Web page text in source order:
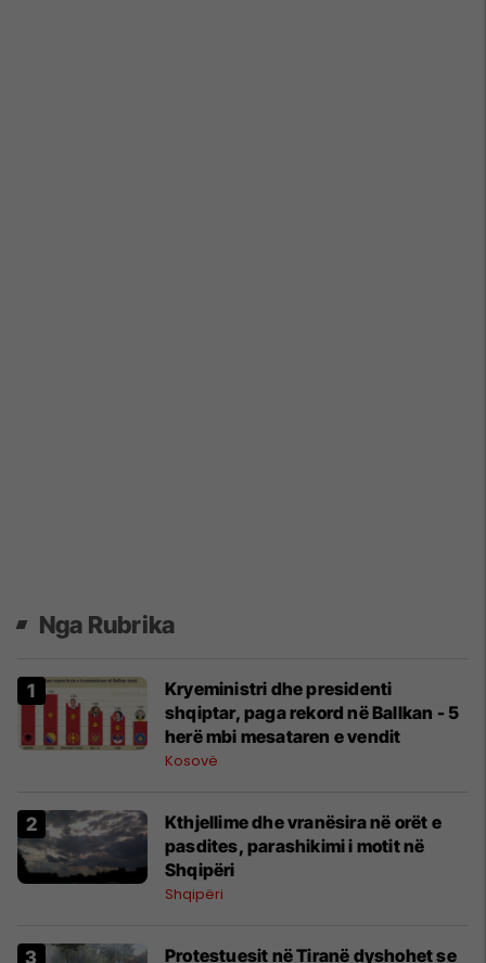
Nga Rubrika
Kryeministri dhe presidenti
shqiptar, paga rekord në Ballkan - 5
herë mbi mesataren e vendit
Kosovë
Kthjellime dhe vranësira në orët e
pasdites, parashikimi i motit në
Shqipëri
Shqipëri
Protestuesit në Tiranë dyshohet se